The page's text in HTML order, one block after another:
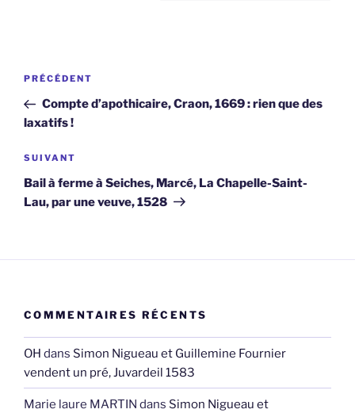
Navigation
l’article
Article
précédent
PRÉCÉDENT
Compte d’apothicaire, Craon, 1669 : rien que des
laxatifs !
Article
suivant
SUIVANT
Bail à ferme à Seiches, Marcé, La Chapelle-Saint-
Lau, par une veuve, 1528
COMMENTAIRES RÉCENTS
OH dans Simon Nigueau et Guillemine Fournier
vendent un pré, Juvardeil 1583
Marie laure MARTIN dans Simon Nigueau et